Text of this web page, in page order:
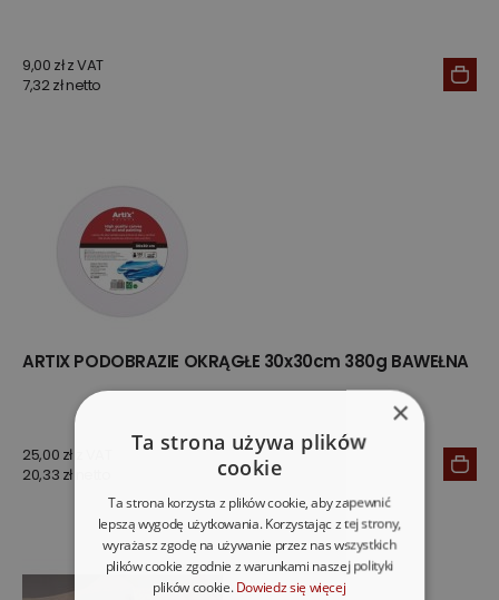
9,00 zł z VAT
7,32 zł netto
ARTIX PODOBRAZIE OKRĄGŁE 30x30cm 380g BAWEŁNA
25,00 zł z VAT
20,33 zł netto
×
Ta strona używa plików
cookie
Ta strona korzysta z plików cookie, aby zapewnić
lepszą wygodę użytkowania. Korzystając z tej strony,
wyrażasz zgodę na używanie przez nas wszystkich
plików cookie zgodnie z warunkami naszej polityki
plików cookie. Dowiedz się więcej